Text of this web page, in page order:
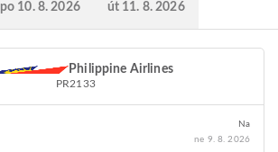
po 10. 8. 2026 út 11. 8. 2026
Philippine Airlines
PR2133
Na
ne 9. 8. 2026